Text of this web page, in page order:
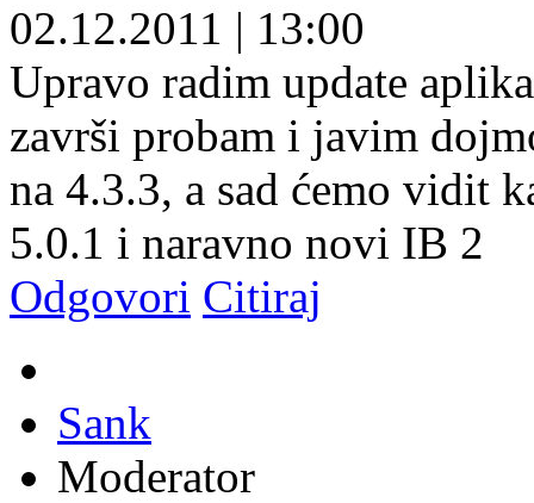
02.12.2011 | 13:00
Upravo radim update
završi probam i javim
na 4.3.3, a sad ćemo vidit
5.0.1 i naravno novi IB 2
Odgovori Citiraj
Sank
Moderator